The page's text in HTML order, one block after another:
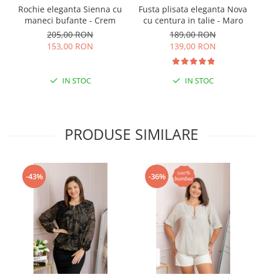
Rochie eleganta Sienna cu
maneci bufante - Crem
205,00 RON
153,00 RON
IN STOC
Fusta plisata eleganta Nova
cu centura in talie - Maro
189,00 RON
139,00 RON
IN STOC
PRODUSE SIMILARE
-43% -36%